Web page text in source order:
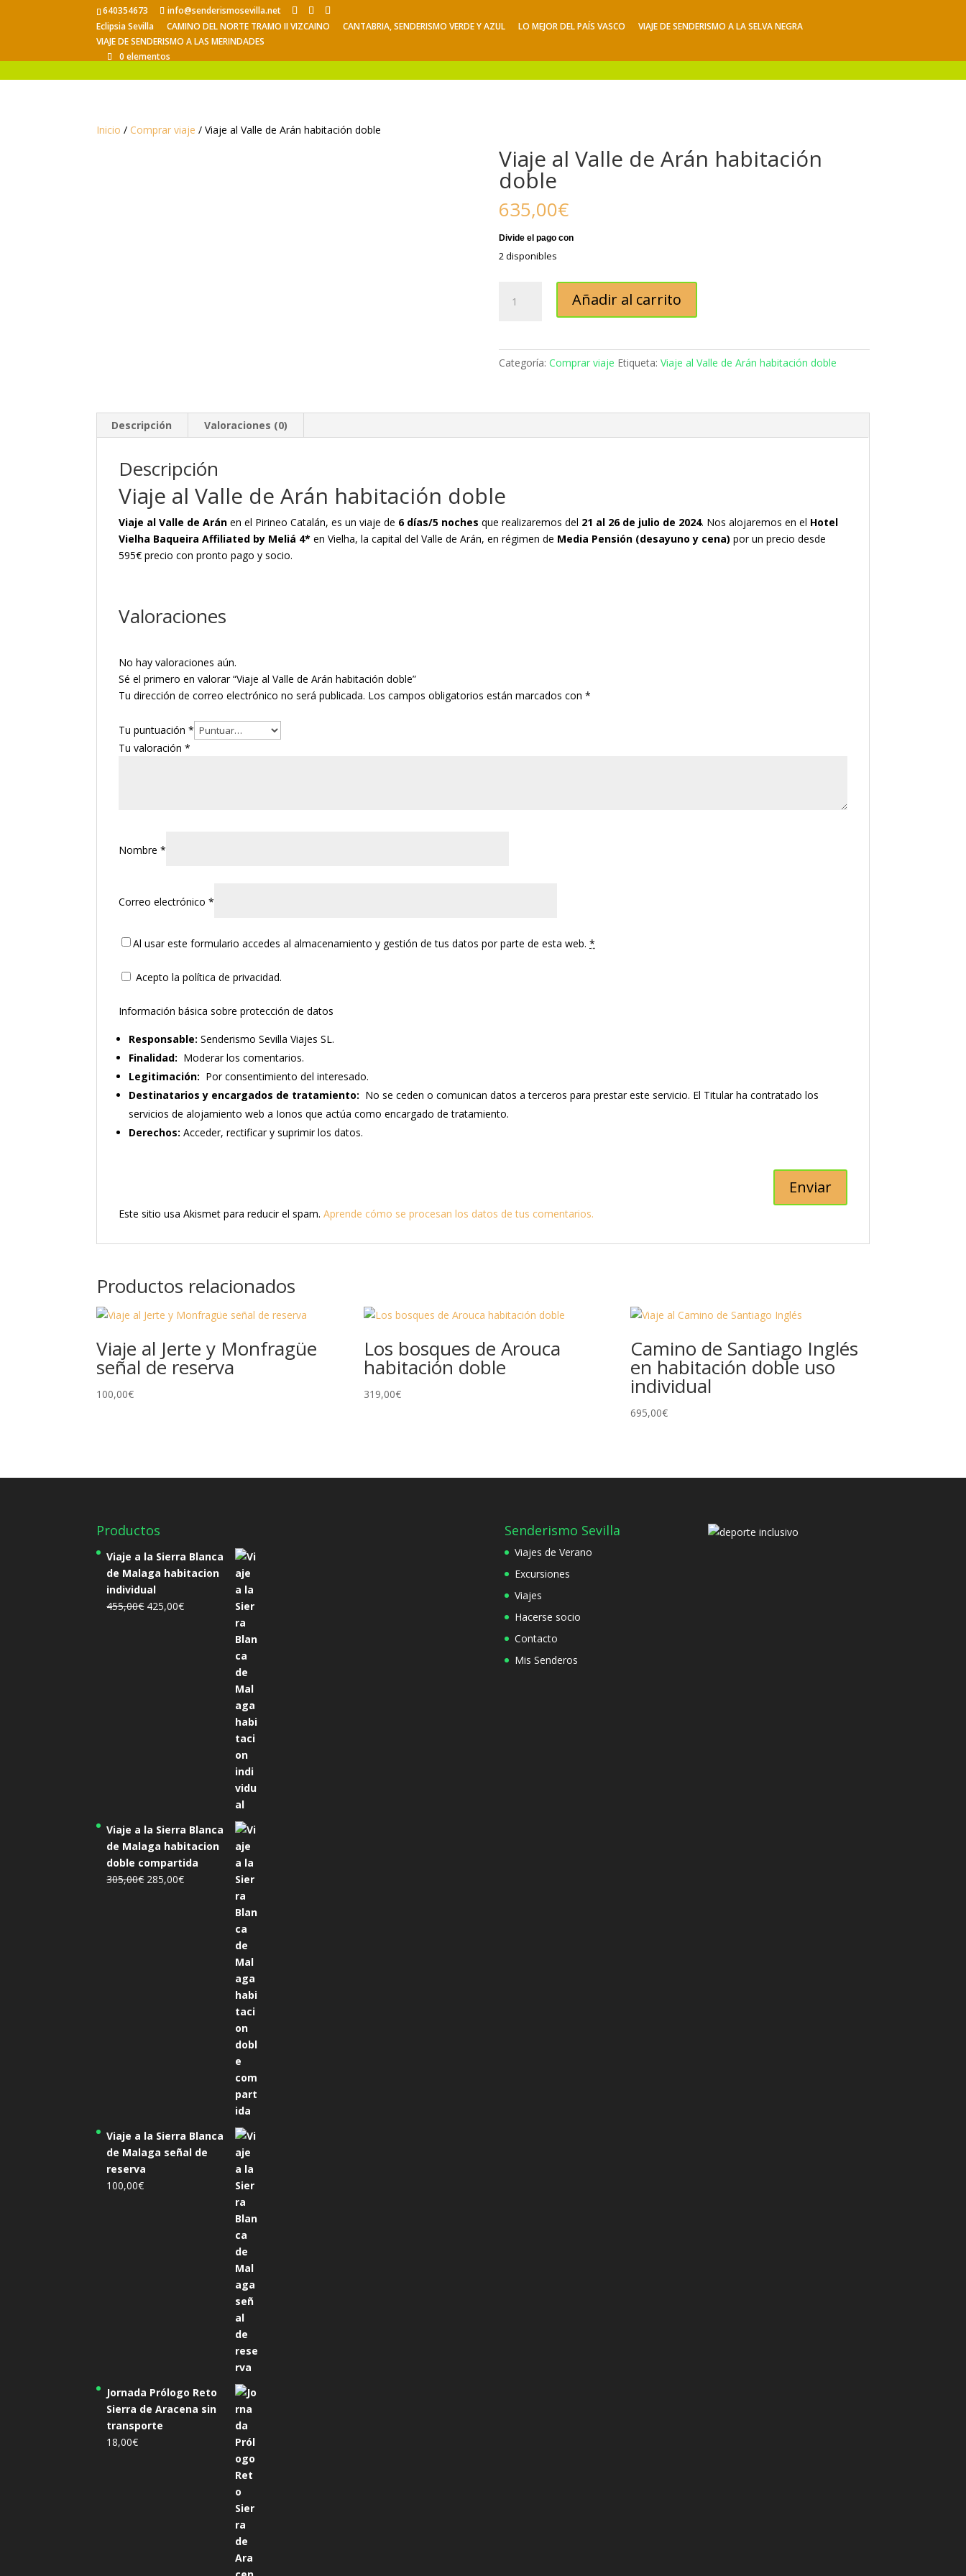
640354673
info@senderismosevilla.net
Eclipsia Sevilla
CAMINO DEL NORTE TRAMO II VIZCAINO CANTABRIA, SENDERISMO VERDE Y AZUL LO MEJOR DEL PAÍS VASCO
VIAJE DE SENDERISMO A LA SELVA NEGRA
VIAJE DE SENDERISMO A LAS MERINDADES
0 elementos
Inicio / Comprar viaje / Viaje al Valle de Arán habitación doble
Viaje al Valle de Arán habitación
doble
635,00€
2 disponibles
habitación
Añadir al carrito
Categoría: Comprar viaje Etiqueta: Viaje al Valle de Arán habitación doble
Descripción Valoraciones (0)
Descripción
Viaje al Valle de Arán habitación doble
Viaje al Valle de Arán en el Pirineo Catalán, es un viaje de 6 días/5 noches que realizaremos del 21 al 26 de julio de 2024. Nos alojaremos en el Hotel
Vielha Baqueira Affiliated by Meliá 4* en Vielha, la capital del Valle de Arán, en régimen de Media Pensión (desayuno y cena) por un precio desde
595€ precio con pronto pago y socio.
Valoraciones
No hay valoraciones aún.
Sé el primero en valorar “Viaje al Valle de Arán habitación doble”
Tu dirección de correo electrónico no será publicada. Los campos obligatorios están marcados con*
Tu puntuación*
Tu valoración*
Nombre*
Correo electrónico*
Al usar este formulario accedes al almacenamiento y gestión de tus datos por parte de esta web.*
Acepto la política de privacidad.
Información básica sobre protección de datos
Responsable: Senderismo Sevilla Viajes SL.
Finalidad: Moderar los comentarios.
Legitimación: Por consentimiento del interesado.
Destinatarios y encargados de tratamiento: No se ceden o comunican datos a terceros para prestar este servicio. El Titular ha contratado los
servicios de alojamiento web a Ionos que actúa como encargado de tratamiento.
Derechos: Acceder, rectificar y suprimir los datos.
Este sitio usa Akismet para reducir el spam.Aprende cómo se procesan los datos de tus comentarios.
Productos relacionados
Viaje al Jerte y Monfragüe
señal de reserva
100,00€
Los bosques de Arouca
habitación doble
319,00€
Camino de Santiago Inglés
en habitación doble uso
individual
695,00€
Productos
Viaje a la Sierra Blanca
de Malaga habitacion
individual
455,00€ El
425,00€El
Viaje a la Sierra Blanca
de Malaga habitacion
doble compartida
305,00€ El
285,00€El
Viaje a la Sierra Blanca
de Malaga señal de
reserva
100,00€
Jornada Prólogo Reto
Sierra de Aracena sin
transporte
18,00€
Senderismo Sevilla
Viajes de Verano
Excursiones
Viajes
Hacerse socio
Contacto
Mis Senderos